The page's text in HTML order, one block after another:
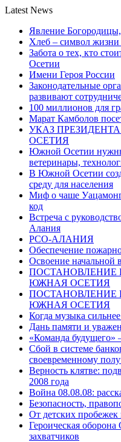
Latest News
Явление
Хлеб – символ
Забота о тех, кто
Осетии
Имени Героя России
Законодательные
развивают
100 миллионов для
Марат Камболов
УКАЗ
ОСЕТИЯ
Южной Осетии
ветеринары,
В Южной Осетии
среду для населения
Миф о чаше
код
Встреча с
Алания
РСО-АЛАНИЯ
Обеспечение
Освоение начальной
ПОСТАНОВЛЕНИЕ
ЮЖНАЯ ОСЕТИЯ
ПОСТАНОВЛЕНИЕ
ЮЖНАЯ ОСЕТИЯ
Когда музыка
Дань памяти и
«Команда будущего»
Сбой в системе
своевременному
Верность клятве:
2008 года
Война 08.08.08:
Безопасность,
От детских пробежек
Героическая
захватчиков